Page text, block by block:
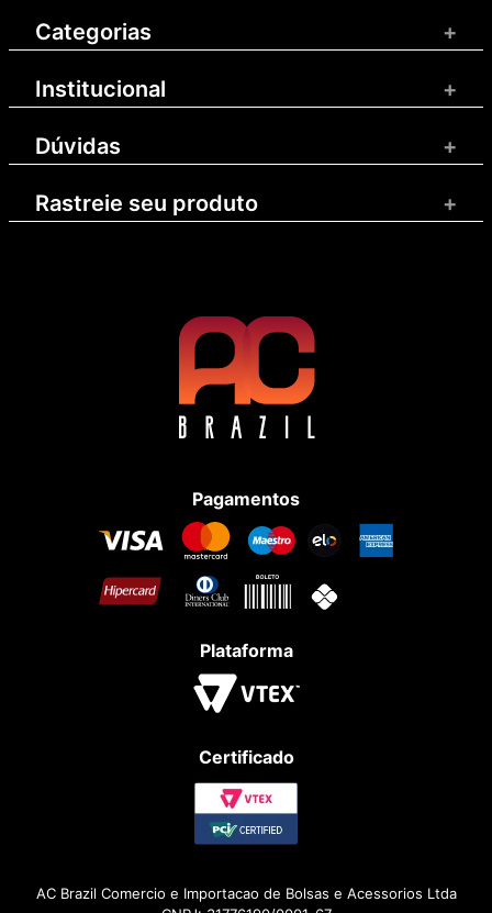
Categorias +
Institucional +
Dúvidas +
Rastreie seu produto +
Pagamentos
Plataforma
Certificado
AC Brazil Comercio e Importacao de Bolsas e Acessorios Ltda